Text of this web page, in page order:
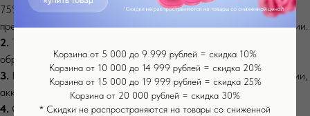
75% спирта. Для этого можно использовать крышку, которая
превращается в резервуар для дезинфекции при переворачивании.
2. Тщательно очистите участок кожи, который будете
обрабатывать.
3. Нанесите сыворотку на кожу и начните процедуру мезотерапии,
аккуратно проходясь по нужному участку мезороллером.
4. Очистите и продезинфицируйте мезороллер после
Корзина от 5 000 до 9 999 рублей = скидка 10%
Корзина от 10 000 до 14 999 рублей = скидка 20%
Корзина от 15 000 до 19 999 рублей = скидка 25%
Корзина от 20 000 рублей = скидка 30%
* Скидки не распространяются на товары со сниженной